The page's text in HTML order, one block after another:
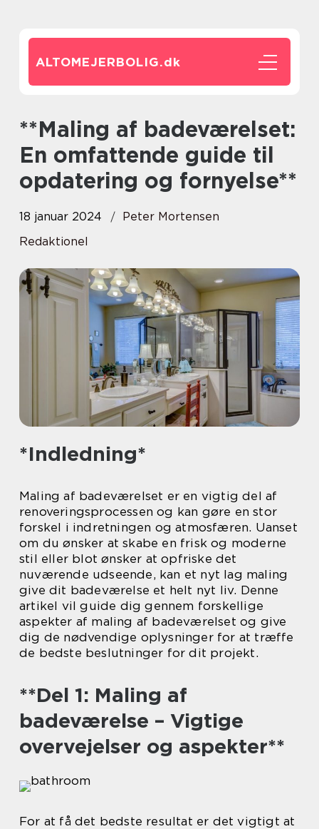
ALTOMEJERBOLIG.dk
**Maling af badeværelset:
En omfattende guide til
opdatering og fornyelse**
18 januar 2024
Peter Mortensen
Redaktionel
*Indledning*
Maling af badeværelset er en vigtig del af
renoveringsprocessen og kan gøre en stor
forskel i indretningen og atmosfæren. Uanset
om du ønsker at skabe en frisk og moderne
stil eller blot ønsker at opfriske det
nuværende udseende, kan et nyt lag maling
give dit badeværelse et helt nyt liv. Denne
artikel vil guide dig gennem forskellige
aspekter af maling af badeværelset og give
dig de nødvendige oplysninger for at træffe
de bedste beslutninger for dit projekt.
**Del 1: Maling af
badeværelse – Vigtige
overvejelser og aspekter**
For at få det bedste resultat er det vigtigt at